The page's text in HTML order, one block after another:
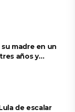
madre en un
años y
de escalar